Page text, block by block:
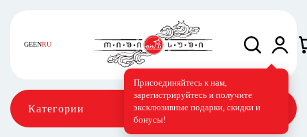
GEENRU
Присоединяйтесь к нам,
зарегистрируйтесь и получите
эксклюзивные подарки, скидки и
бонусы!
Категории